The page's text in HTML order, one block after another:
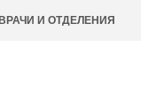
ВРАЧИ И ОТДЕЛЕНИЯ